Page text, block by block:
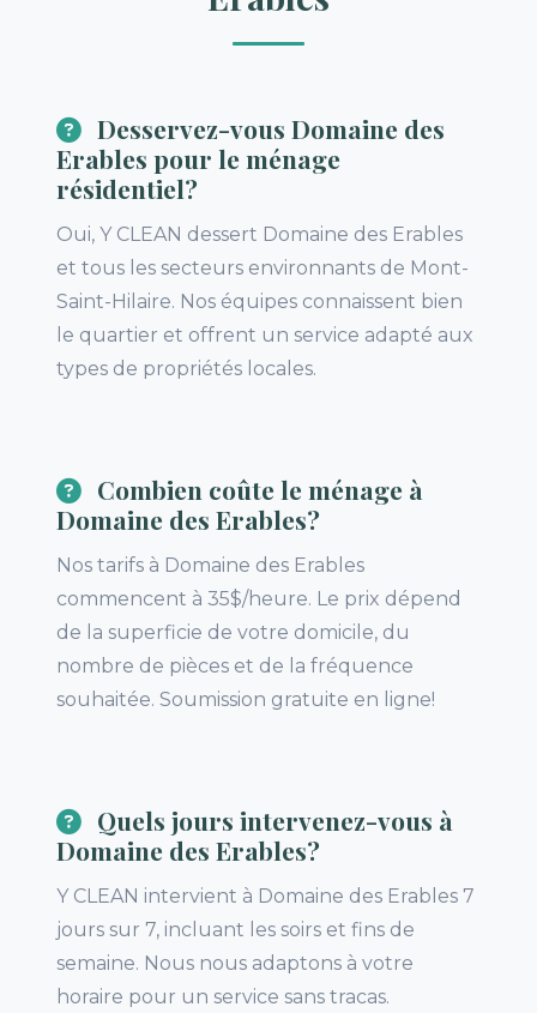
Desservez-vous Domaine des
Erables pour le ménage
résidentiel?
Oui, Y CLEAN dessert Domaine des Erables
et tous les secteurs environnants de Mont-
Saint-Hilaire. Nos équipes connaissent bien
le quartier et offrent un service adapté aux
types de propriétés locales.
Combien coûte le ménage à
Domaine des Erables?
Nos tarifs à Domaine des Erables
commencent à 35$/heure. Le prix dépend
de la superficie de votre domicile, du
nombre de pièces et de la fréquence
souhaitée. Soumission gratuite en ligne!
Quels jours intervenez-vous à
Domaine des Erables?
Y CLEAN intervient à Domaine des Erables 7
jours sur 7, incluant les soirs et fins de
semaine. Nous nous adaptons à votre
horaire pour un service sans tracas.